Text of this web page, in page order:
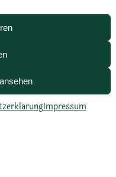
Impressum